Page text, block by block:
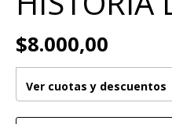
$8.000,00
Ver cuotas y descuentos